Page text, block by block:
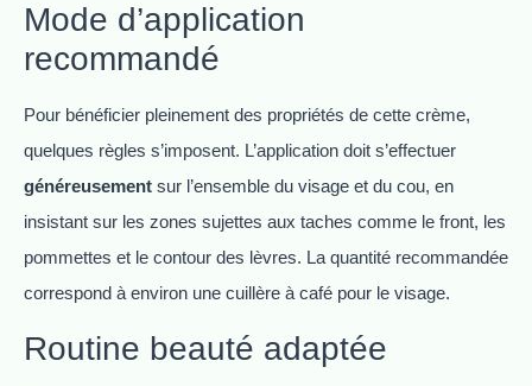
Mode d’application
recommandé
Pour bénéficier pleinement des propriétés de cette crème,
quelques règles s’imposent. L’application doit s’effectuer
généreusement sur l’ensemble du visage et du cou, en
insistant sur les zones sujettes aux taches comme le front, les
pommettes et le contour des lèvres. La quantité recommandée
correspond à environ une cuillère à café pour le visage.
Routine beauté adaptée